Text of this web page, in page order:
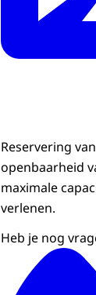
Reservering
openbaarheid
maximale
verlenen.
Heb je nog